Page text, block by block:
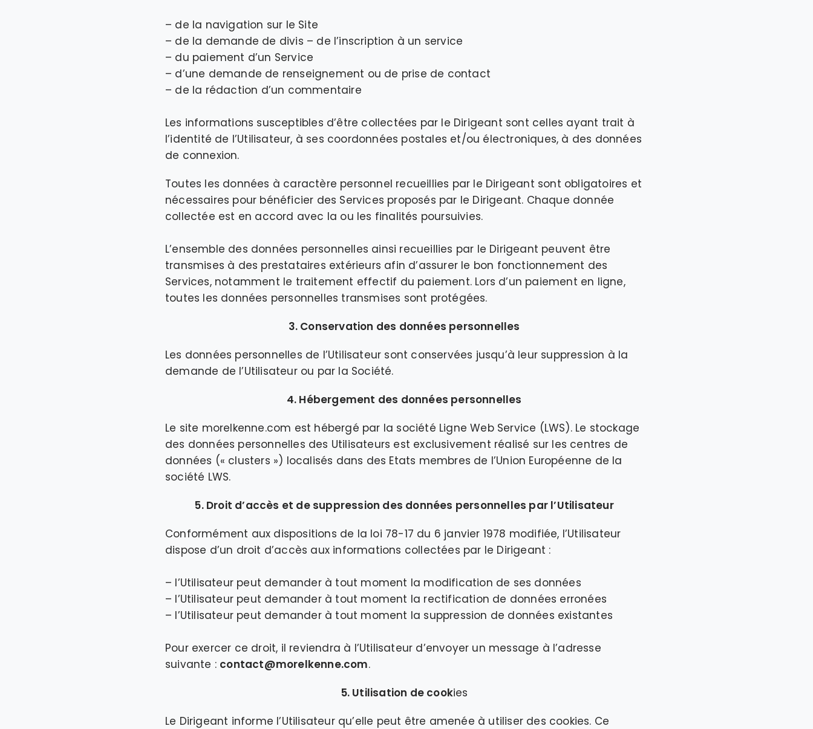
– de la navigation sur le Site
– de la demande de divis – de l’inscription à un service
– du paiement d’un Service
– d’une demande de renseignement ou de prise de contact
– de la rédaction d’un commentaire
Les informations susceptibles d’être collectées par le Dirigeant sont celles ayant trait à
l’identité de l’Utilisateur, à ses coordonnées postales et/ou électroniques, à des données
de connexion.
Toutes les données à caractère personnel recueillies par le Dirigeant sont obligatoires et
nécessaires pour bénéficier des Services proposés par le Dirigeant. Chaque donnée
collectée est en accord avec la ou les finalités poursuivies.
L’ensemble des données personnelles ainsi recueillies par le Dirigeant peuvent être
transmises à des prestataires extérieurs afin d’assurer le bon fonctionnement des
Services, notamment le traitement effectif du paiement. Lors d’un paiement en ligne,
toutes les données personnelles transmises sont protégées.
3. Conservation des données personnelles
Les données personnelles de l’Utilisateur sont conservées jusqu’à leur suppression à la
demande de l’Utilisateur ou par la Société.
4. Hébergement des données personnelles
Le site morelkenne.com est hébergé par la société Ligne Web Service (LWS). Le stockage
des données personnelles des Utilisateurs est exclusivement réalisé sur les centres de
données (« clusters ») localisés dans des Etats membres de l’Union Européenne de la
société LWS.
5. Droit d’accès et de suppression des données personnelles par l’Utilisateur
Conformément aux dispositions de la loi 78-17 du 6 janvier 1978 modifiée, l’Utilisateur
dispose d’un droit d’accès aux informations collectées par le Dirigeant :
– l’Utilisateur peut demander à tout moment la modification de ses données
– l’Utilisateur peut demander à tout moment la rectification de données erronées
– l’Utilisateur peut demander à tout moment la suppression de données existantes
Pour exercer ce droit, il reviendra à l’Utilisateur d’envoyer un message à l’adresse
suivante : contact@morelkenne.com.
5. Utilisation de cookies
Le Dirigeant informe l’Utilisateur qu’elle peut être amenée à utiliser des cookies. Ce